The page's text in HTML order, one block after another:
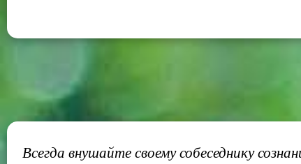
Всегда внушайте своему собеседнику